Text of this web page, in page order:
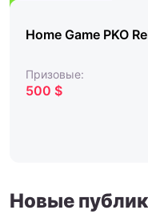
Home Game PKO
Призовые:
500 $
Новые